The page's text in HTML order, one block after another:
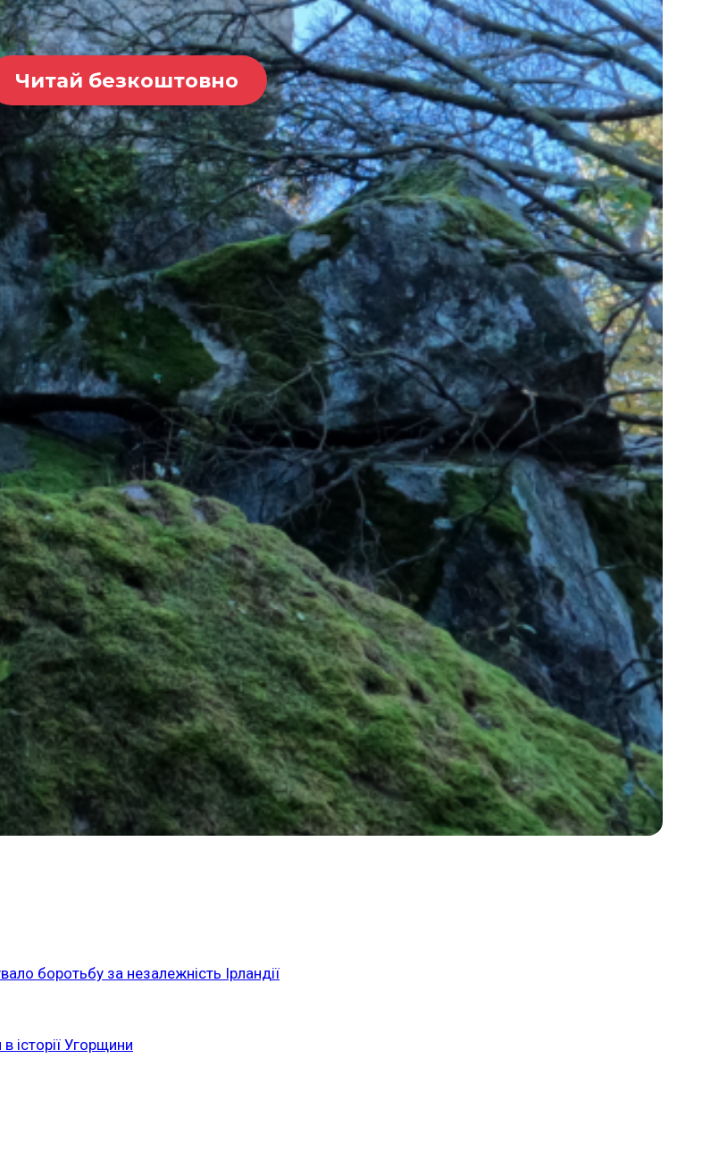
Читай безкоштовно
боротьбу за незалежність Ірландії
історії Угорщини